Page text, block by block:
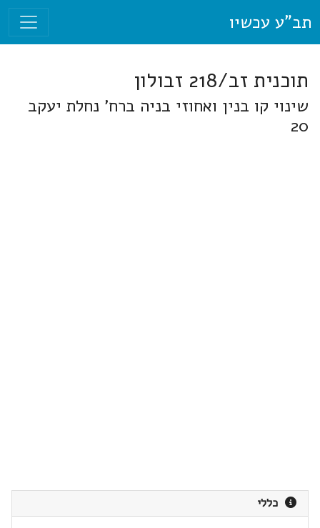
תב"ע עכשיו
תוכנית זב/218 זבולון
שינוי קו בנין ואחוזי בניה ברח' נחלת יעקב
20
כללי